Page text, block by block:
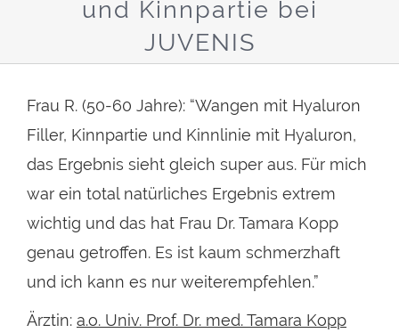
und Kinnpartie bei
JUVENIS
Frau R. (50-60 Jahre): “Wangen mit Hyaluron
Filler, Kinnpartie und Kinnlinie mit Hyaluron,
das Ergebnis sieht gleich super aus. Für mich
war ein total natürliches Ergebnis extrem
wichtig und das hat Frau Dr. Tamara Kopp
genau getroffen. Es ist kaum schmerzhaft
und ich kann es nur weiterempfehlen.”
Ärztin: a.o. Univ. Prof. Dr. med. Tamara Kopp